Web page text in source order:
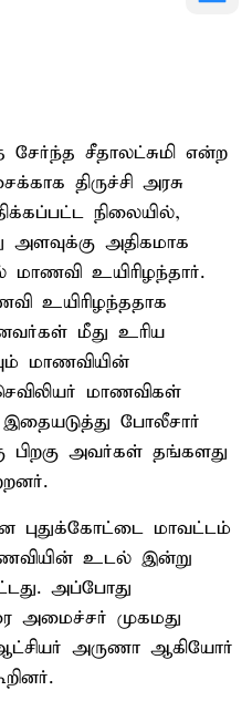
சீதாலட்சுமி என்ற
திருச்சி அரசு
நிலையில்,
அளவுக்கு அதிகமாக
மாணவி உயிரிழந்தார்.
உயிரிழந்ததாக
மீது உரிய
மாணவியின்
மாணவிகள்
இதையடுத்து போலீசார்
பிறகு அவர்கள் தங்களது
புதுக்கோட்டை மாவட்டம்
உடல் இன்று
அப்போது
அமைச்சர் முகமது
அருணா ஆகியோர்